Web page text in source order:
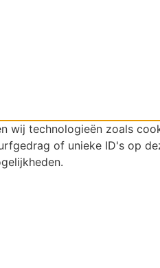
wij technologieën zoals
of unieke ID's op